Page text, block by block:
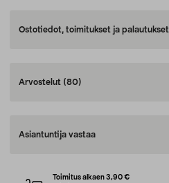
Ostotiedot, toimitukset ja palautukset
Arvostelut (80)
Asiantuntija vastaa
Toimitus alkaen 3,90 €